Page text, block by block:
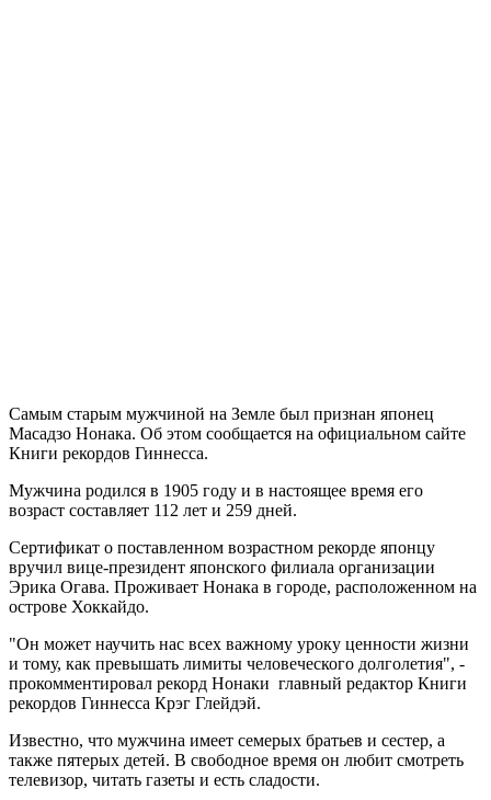
Самым старым мужчиной на Земле был признан японец
Масадзо Нонака. Об этом сообщается на официальном сайте
Книги рекордов Гиннесса.
Мужчина родился в 1905 году и в настоящее время его
возраст составляет 112 лет и 259 дней.
Сертификат о поставленном возрастном рекорде японцу
вручил вице-президент японского филиала организации
Эрика Огава. Проживает Нонака в городе, расположенном на
острове Хоккайдо.
"Он может научить нас всех важному уроку ценности жизни
и тому, как превышать лимиты человеческого долголетия", -
прокомментировал рекорд Нонаки главный редактор Книги
рекордов Гиннесса Крэг Глейдэй.
Известно, что мужчина имеет семерых братьев и сестер, а
также пятерых детей. В свободное время он любит смотреть
телевизор, читать газеты и есть сладости.